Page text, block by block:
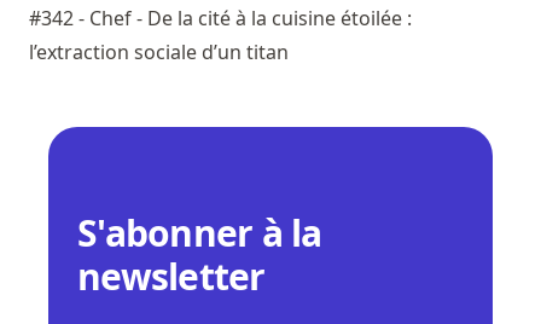
#342 - Chef - De la cité à la cuisine étoilée :
l’extraction sociale d’un titan
S'abonner à la
newsletter